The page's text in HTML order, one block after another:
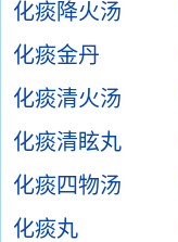
化痰降火汤
化痰金丹
化痰清火汤
化痰清眩丸
化痰四物汤
化痰丸